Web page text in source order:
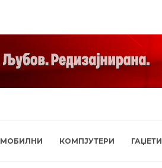
МОБИЛНИ КОМПЈУТЕРИ ГАЏЕТИ